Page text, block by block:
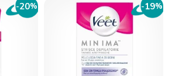
-20% -19%